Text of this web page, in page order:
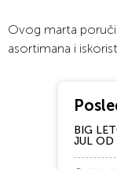
Ovog marta
asortimana i
BIG
JUL